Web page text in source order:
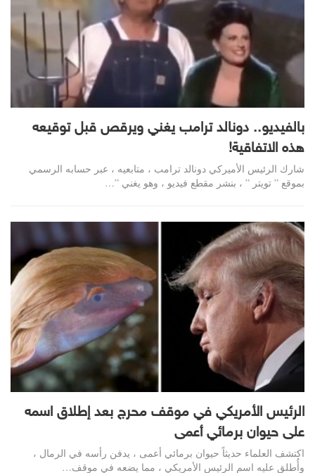
بالفيديو.. دونالد ترامب يغني ويرقص قبل توقيعه
هذه الاتفاقية!
شارك الرئيس الأميركي دونالد ترامب ، متابعيه ، عبر حسابه الرسمي
بموقع ” تويتر ” ، بنشر مقطع فيديو ، وهو يغني ”…
الرئيس الأمريكي في موقف محرج بعد إطلاق اسمه
على حيوان برمائي أعمى
اكتشف العلماء حديثاً حيوان برمائي أعمى ، يدفن رأسه في الرمال ،
وأُطلق عليه اسم الرئيس الأمريكي ، مما يضعه في موقف…